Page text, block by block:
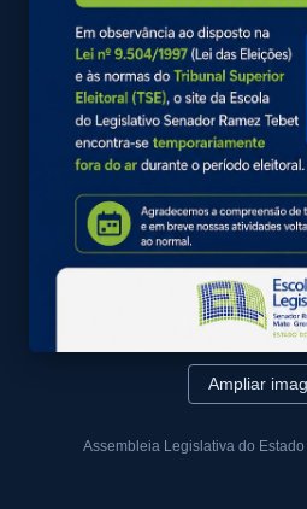
Ampliar
Assembleia Legislativa do